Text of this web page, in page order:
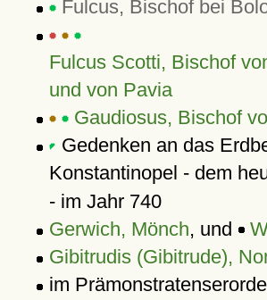
Fulcus, Bischof bei
Fulcus Scotti, Bischof
und von Pavia
Gaudiosus, Bischof
Gedenken an das
Konstantinopel - dem
- im Jahr 740
Gerwich, Mönch, und
Gibitrudis (Gibitrude),
im